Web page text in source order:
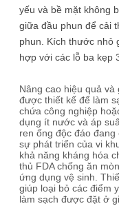
yếu và bề mặt không
giữa đầu phun để cải
phun. Kích thước nhỏ
hợp với các lỗ ba kẹp
Nâng cao hiệu quả và
được thiết kế để làm
chứa công nghiệp
dụng ít nước và áp
ren ống độc đáo
sự phát triển của vi
khả năng kháng hóa
thủ FDA chống ăn
ứng dụng vệ sinh.
giúp loại bỏ các điểm
làm sạch được đặt ở